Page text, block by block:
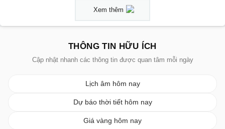
Xem thêm
THÔNG TIN HỮU ÍCH
Cập nhật nhanh các thông tin được quan tâm mỗi ngày
Lịch âm hôm nay
Dự báo thời tiết hôm nay
Giá vàng hôm nay